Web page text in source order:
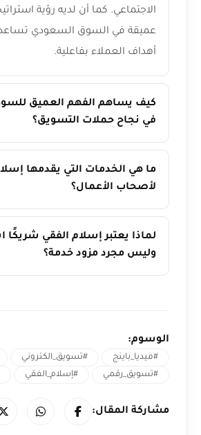
الاجتماعي. كما أن لديه رؤية
عميقة في السوق السعودي
أهداف العملاء بفاعلية.
كيف يساهم الفهم العميق
في نجاح حملات التسويق؟
ما هي الخدمات التي يقدمها
لأصحاب الأعمال؟
لماذا يعتبر إسلام الفقي شريكًا
وليس مجرد مزود خدمة؟
الوسوم:
#ميديا_باينج #تسويق_الكتروني
#تسويق_رقمي
#إسلام_الفقي
مشاركة المقال: